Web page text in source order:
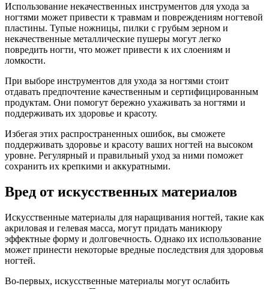
Использование некачественных инструментов для ухода за
ногтями может привести к травмам и повреждениям ногтевой
пластины. Тупые ножницы, пилки с грубым зерном и
некачественные металлические пушеры могут легко
повредить ногти, что может привести к их слоениям и
ломкости.
При выборе инструментов для ухода за ногтями стоит
отдавать предпочтение качественным и сертифицированным
продуктам. Они помогут бережно ухаживать за ногтями и
поддерживать их здоровье и красоту.
Избегая этих распространенных ошибок, вы сможете
поддерживать здоровье и красоту ваших ногтей на высоком
уровне. Регулярный и правильный уход за ними поможет
сохранить их крепкими и аккуратными.
Вред от искусственных материалов
Искусственные материалы для наращивания ногтей, такие как
акриловая и гелевая масса, могут придать маникюру
эффектные форму и долговечность. Однако их использование
может принести некоторые вредные последствия для здоровья
ногтей.
Во-первых, искусственные материалы могут ослабить